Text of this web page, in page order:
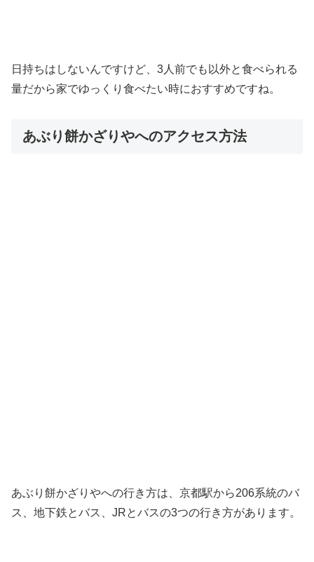
日持ちはしないんですけど、3人前でも以外と食べられる
量だから家でゆっくり食べたい時におすすめですね。
あぶり餅かざりやへのアクセス方法
あぶり餅かざりやへの行き方は、京都駅から206系統のバ
ス、地下鉄とバス、JRとバスの3つの行き方があります。